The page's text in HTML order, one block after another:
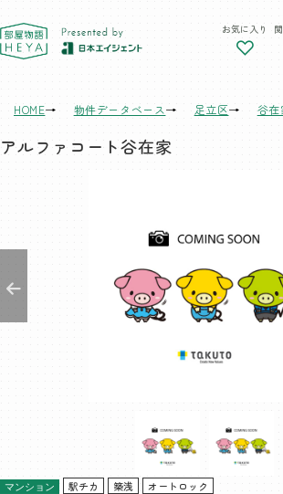
東京 部屋物語 お気に入り
HOME 物件データベース 足立区 谷在
アルファコート谷在家
マンション 駅チカ 築浅 オートロック